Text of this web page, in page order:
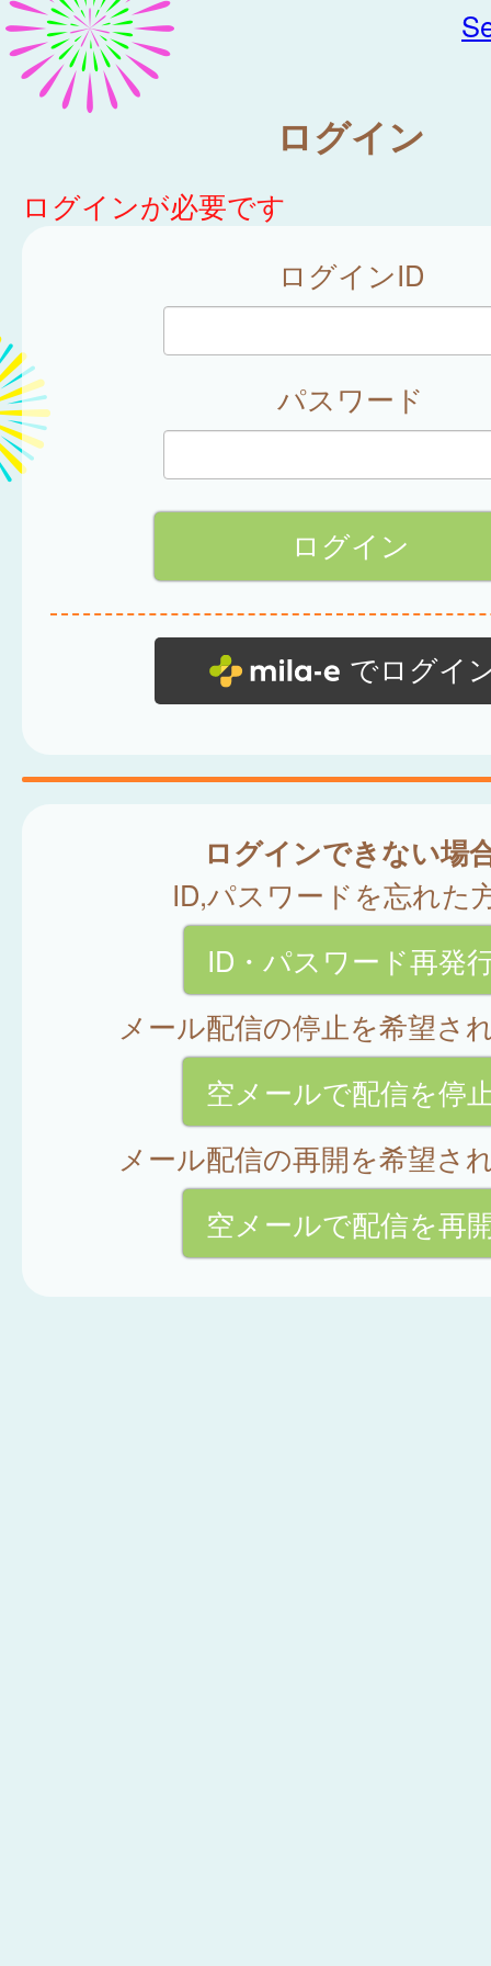
ログイン
ログインが必要です
ログインID
パスワード
でログイ
ログインできない場
ID,パスワードを忘れた
ID・パスワード再発
メール配信の停止を希望さ
空メールで配信を停
メール配信の再開を希望さ
空メールで配信を再